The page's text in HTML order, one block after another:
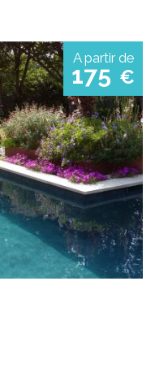
A partir de
175 €